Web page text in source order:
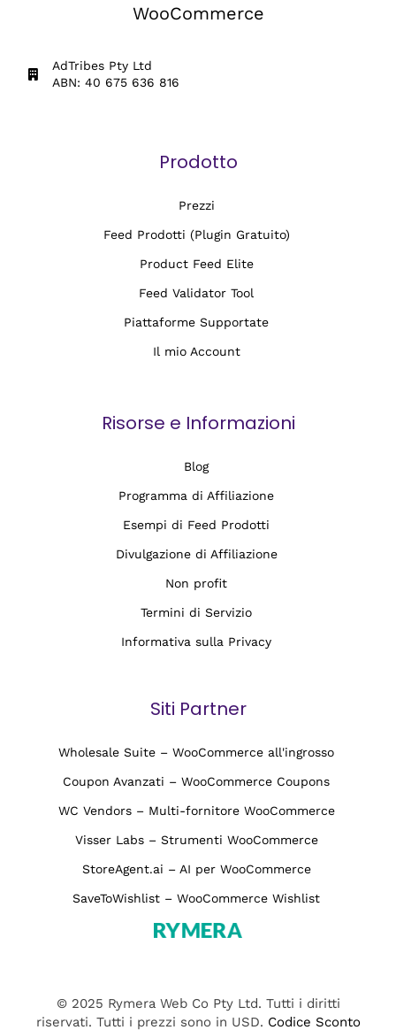
WooCommerce
AdTribes Pty Ltd
ABN: 40 675 636 816
Prodotto
Prezzi
Feed Prodotti (Plugin Gratuito)
Product Feed Elite
Feed Validator Tool
Piattaforme Supportate
Il mio Account
Risorse e Informazioni
Blog
Programma di Affiliazione
Esempi di Feed Prodotti
Divulgazione di Affiliazione
Non profit
Termini di Servizio
Informativa sulla Privacy
Siti Partner
Wholesale Suite – WooCommerce all'ingrosso
Coupon Avanzati – WooCommerce Coupons
WC Vendors – Multi-fornitore WooCommerce
Visser Labs – Strumenti WooCommerce
StoreAgent.ai – AI per WooCommerce
SaveToWishlist – WooCommerce Wishlist
© 2025 Rymera Web Co Pty Ltd. Tutti i diritti
riservati. Tutti i prezzi sono in USD. Codice Sconto